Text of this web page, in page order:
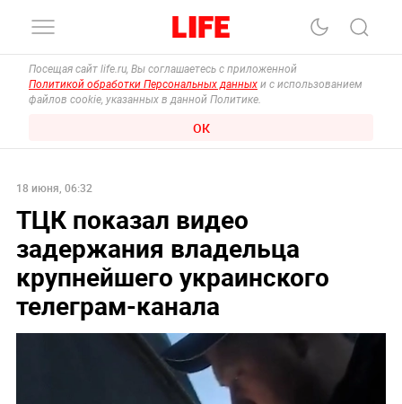
Посещая сайт life.ru, Вы соглашаетесь с приложенной
Политикой обработки Персональных данных и с использованием
файлов cookie, указанных в данной Политике.
ОК
18 июня, 06:32
ТЦК показал видео
задержания владельца
крупнейшего украинского
телеграм-канала